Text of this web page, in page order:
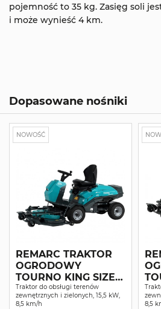
pojemność to 35 kg. Zasięg soli
i może wynieść 4 km.
Dopasowane nośniki
NOWOŚĆ
REMARC TRAKTOR
OGRODOWY
TOURNO KING SIZE 4
WD SERVO
Traktor do obsługi terenów
zewnętrznych i zielonych, 15,5 kW,
8,5 km/h
8,5